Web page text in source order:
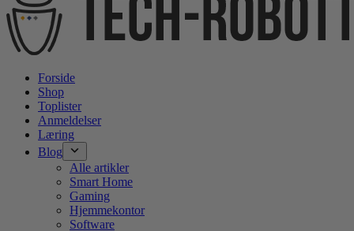
Forside
Shop
Toplister
Anmeldelser
Læring
Blog
Alle artikler
Smart Home
Gaming
Hjemmekontor
Software